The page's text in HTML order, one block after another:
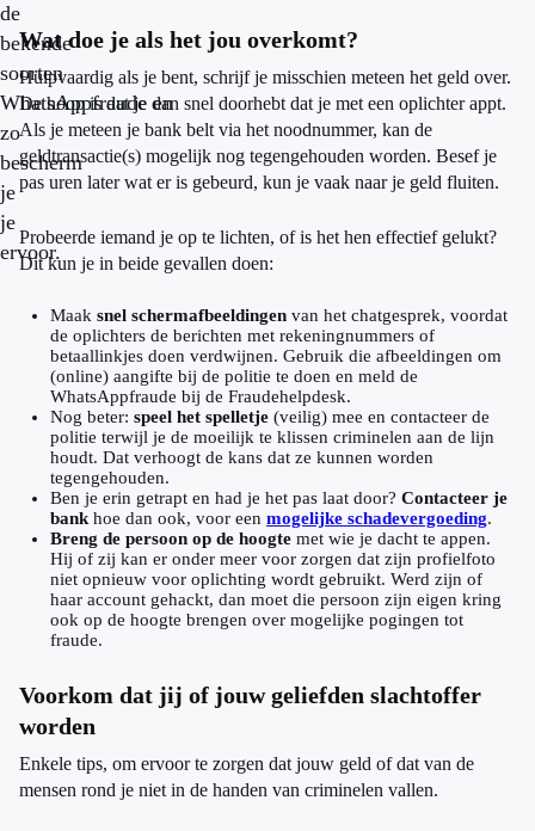
de
bekende
soorten
WhatsAppfraude en
zo
bescherm
je
je
ervoor.
Wat doe je als het jou overkomt?
Hulpvaardig als je bent, schrijf je misschien meteen het geld over.
De hoop is dat je dan snel doorhebt dat je met een oplichter appt.
Als je meteen je bank belt via het noodnummer, kan de
geldtransactie(s) mogelijk nog tegengehouden worden. Besef je
pas uren later wat er is gebeurd, kun je vaak naar je geld fluiten.
Probeerde iemand je op te lichten, of is het hen effectief gelukt?
Dit kun je in beide gevallen doen:
Maak snel schermafbeeldingen van het chatgesprek, voordat
de oplichters de berichten met rekeningnummers of
betaallinkjes doen verdwijnen. Gebruik die afbeeldingen om
(online) aangifte bij de politie te doen en meld de
WhatsAppfraude bij de Fraudehelpdesk.
Nog beter: speel het spelletje (veilig) mee en contacteer de
politie terwijl je de moeilijk te klissen criminelen aan de lijn
houdt. Dat verhoogt de kans dat ze kunnen worden
tegengehouden.
Ben je erin getrapt en had je het pas laat door? Contacteer je
bank hoe dan ook, voor een mogelijke schadevergoeding.
Breng de persoon op de hoogte met wie je dacht te appen.
Hij of zij kan er onder meer voor zorgen dat zijn profielfoto
niet opnieuw voor oplichting wordt gebruikt. Werd zijn of
haar account gehackt, dan moet die persoon zijn eigen kring
ook op de hoogte brengen over mogelijke pogingen tot
fraude.
Voorkom dat jij of jouw geliefden slachtoffer
worden
Enkele tips, om ervoor te zorgen dat jouw geld of dat van de
mensen rond je niet in de handen van criminelen vallen.